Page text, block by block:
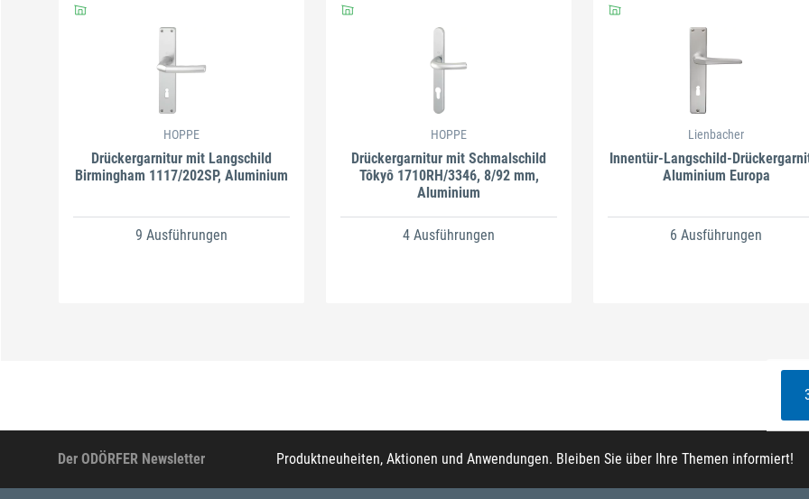
HOPPE
Drückergarnitur mit Langschild
Birmingham 1117/202SP, Aluminium
9 Ausführungen
HOPPE
Drückergarnitur mit Schmalschild
Tôkyô 1710RH/3346, 8/92 mm,
Aluminium
4 Ausführungen
Lienbacher
Innentür-Langschild-
Aluminium Europa
6 Ausführungen
Der ODÖRFER Newsletter Produktneuheiten, Aktionen und Anwendungen. Bleiben Sie über Ihre Themen informiert!